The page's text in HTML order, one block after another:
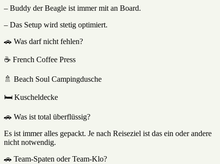
– Buddy der Beagle ist immer mit an Board.
– Das Setup wird stetig optimiert.
🚗 Was darf nicht fehlen?
☕ French Coffee Press
🚿 Beach Soul Campingdusche
🛏️ Kuscheldecke
🚗 Was ist total überflüssig?
Es ist immer alles gepackt. Je nach Reiseziel ist das ein oder andere
nicht notwendig.
🚗 Team-Spaten oder Team-Klo?